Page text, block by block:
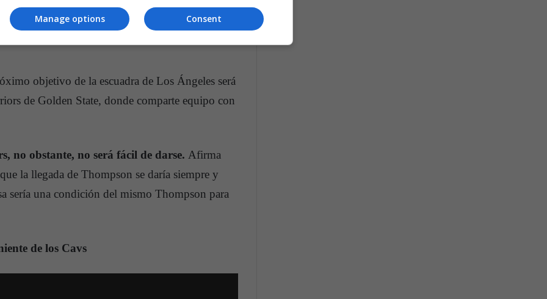
¡este es el Pro Bowl de las estrellas!
objetivo de la escuadra de Los Ángeles será
de Golden State, donde comparte equipo con
no obstante, no será fácil de darse. Afirma
la llegada de Thompson se daría siempre y
sería una condición del mismo Thompson para
de los Cavs
Consent
Manage options